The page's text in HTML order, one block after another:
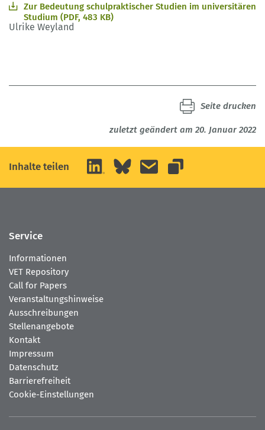
Zur Bedeutung schulpraktischer Studien im universitären
Studium (PDF, 483 KB)
Ulrike Weyland
zuletzt geändert am 20. Januar 2022
Seite drucken
Inhalte teilen LinkedInBlueskyE-Mail
Link kopieren
Service
Informationen
VET Repository
Call for Papers
Veranstaltungshinweise
Ausschreibungen
Stellenangebote
Kontakt
Impressum
Datenschutz
Barrierefreiheit
Cookie-Einstellungen